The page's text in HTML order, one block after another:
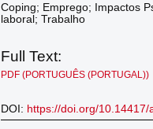
Coping; Emprego; Impactos
laboral; Trabalho
Full Text:
PDF (PORTUGUÊS (PORTUGAL))
DOI: https://doi.org/10.14417/